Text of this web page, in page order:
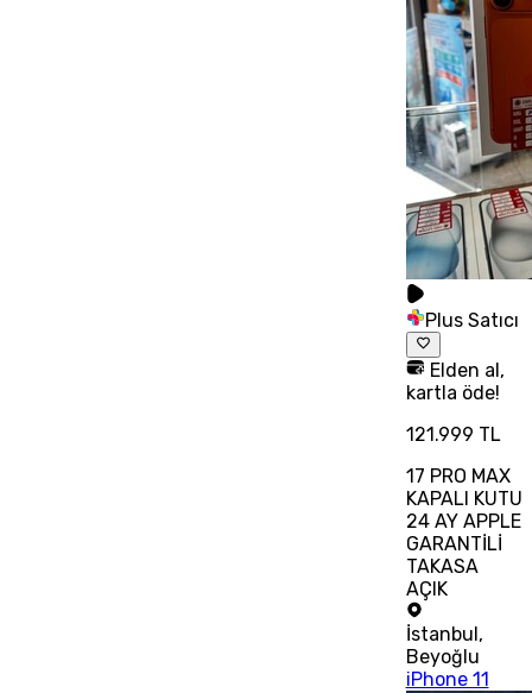
Plus Satıcı
Elden al,
kartla öde!
121.999 TL
17 PRO MAX
KAPALI KUTU
24 AY APPLE
GARANTİLİ
TAKASA
AÇIK
İstanbul ,
Beyoğlu
iPhone 11